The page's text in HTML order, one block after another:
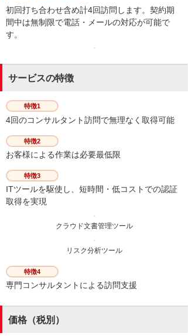
初回打ち合わせ含め計4回訪問します。契約期
間中は無制限で電話・メールの対応が可能で
す。
サービスの特徴
特徴1
4回のコンサルタント訪問で無理なく取得可能
特徴2
お客様による作業は必要最低限
特徴3
ITツールを駆使し、短時間・低コストでの認証
取得を実現
クラウド文書管理ツール
リスク分析ツール
特徴4
専門コンサルタントによる訪問支援
価格（税別）